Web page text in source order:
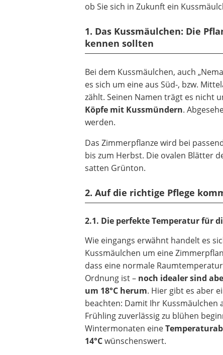
ob Sie sich in Zukunft ein
1. Das Kussmäulchen: Die
kennen sollten
Bei dem Kussmäulchen, auch
es sich um eine aus Süd-, bzw.
zählt. Seinen Namen trägt es nicht
Köpfe mit Kussmündern.
werden.
Das Zimmerpflanze wird bei
bis zum Herbst. Die ovalen Blätter
satten Grünton.
2. Auf die richtige Pflege
2.1. Die perfekte Temperatur für
Wie eingangs erwähnt handelt es
Kussmäulchen um eine
dass eine normale
Ordnung ist – noch idealer sind
um 18°C herum. Hier gibt es aber
beachten: Damit Ihr Kussmäulchen
Frühling zuverlässig zu blühen
Wintermonaten eine
14°Cwünschenswert.